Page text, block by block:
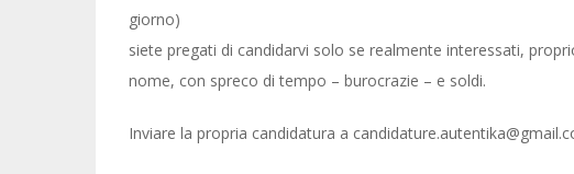
giorno)
siete pregati di candidarvi solo se realmente interessati,
nome, con spreco di tempo – burocrazie – e soldi.
Inviare la propria candidatura a